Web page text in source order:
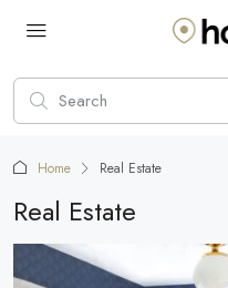
Home Real Estate
Real Estate